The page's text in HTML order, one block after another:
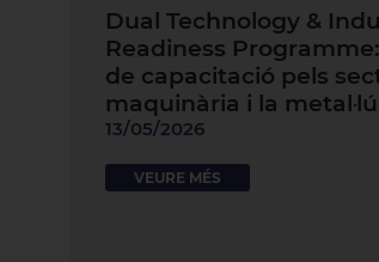
Dual Technology &
Readiness
de capacitació pels
maquinària i la
13/05/2026
VEURE MÉS